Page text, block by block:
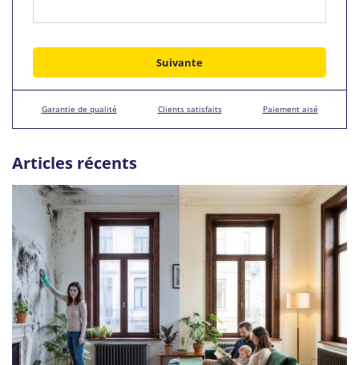
Garantie de qualité Clients satisfaits Paiement aisé
Articles récents